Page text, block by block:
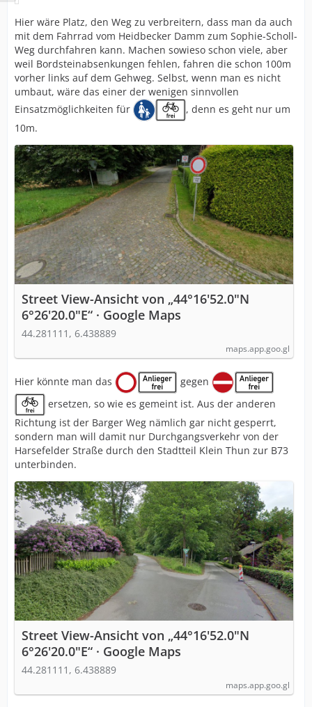
Hier wäre Platz, den Weg zu verbreitern, dass man da auch
mit dem Fahrrad vom Heidbecker Damm zum Sophie-Scholl-
Weg durchfahren kann. Machen sowieso schon viele, aber
weil Bordsteinabsenkungen fehlen, fahren die schon 100m
vorher links auf dem Gehweg. Selbst, wenn man es nicht
umbaut, wäre das einer der wenigen sinnvollen
Einsatzmöglichkeiten für
, denn es geht nur um
10m.
Street View-Ansicht von „44°16'52.0"N
6°26'20.0"E“ · Google Maps
44.281111, 6.438889
maps.app.goo.gl
Hier könnte man das
gegen
ersetzen, so wie es gemeint ist. Aus der anderen
Richtung ist der Barger Weg nämlich gar nicht gesperrt,
sondern man will damit nur Durchgangsverkehr von der
Harsefelder Straße durch den Stadtteil Klein Thun zur B73
unterbinden.
Street View-Ansicht von „44°16'52.0"N
6°26'20.0"E“ · Google Maps
44.281111, 6.438889
maps.app.goo.gl